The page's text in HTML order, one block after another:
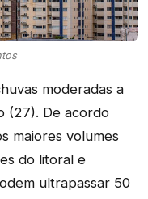
moderadas a
(27). De acordo
maiores volumes
do litoral e
ultrapassar 50